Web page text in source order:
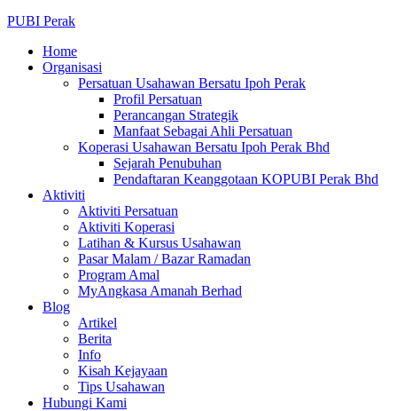
PUBI Perak
Home
Organisasi
Persatuan Usahawan Bersatu Ipoh Perak
Profil Persatuan
Perancangan Strategik
Manfaat Sebagai Ahli Persatuan
Koperasi Usahawan Bersatu Ipoh Perak Bhd
Sejarah Penubuhan
Pendaftaran Keanggotaan KOPUBI Perak Bhd
Aktiviti
Aktiviti Persatuan
Aktiviti Koperasi
Latihan & Kursus Usahawan
Pasar Malam / Bazar Ramadan
Program Amal
MyAngkasa Amanah Berhad
Blog
Artikel
Berita
Info
Kisah Kejayaan
Tips Usahawan
Hubungi Kami